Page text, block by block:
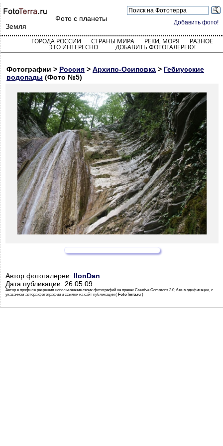
Добавить фото!
Фото с планеты
Земля
ГОРОДА РОССИИ СТРАНЫ МИРА РЕКИ, МОРЯ РАЗНОЕ
ЭТО ИНТЕРЕСНО ДОБАВИТЬ ФОТОГАЛЕРЕЮ!
Фотографии > Россия > Архипо-Осиповка > Гебиусские
водопады (Фото №5)
Автор фотогалереи: IlonDan
Дата публикации: 26.05.09
Автор в профиле разрешил использование своих фотографий на правах Creative Commons 3.0, без модификации, с
указанием автора фотографии и ссылки на сайт публикации ( FotoTerra.ru )